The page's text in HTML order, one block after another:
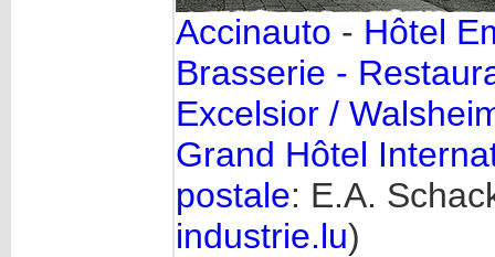
Accinauto - Hôtel
Brasserie -
Excelsior /
Grand Hôtel
postale: E.A.
industrie.lu)